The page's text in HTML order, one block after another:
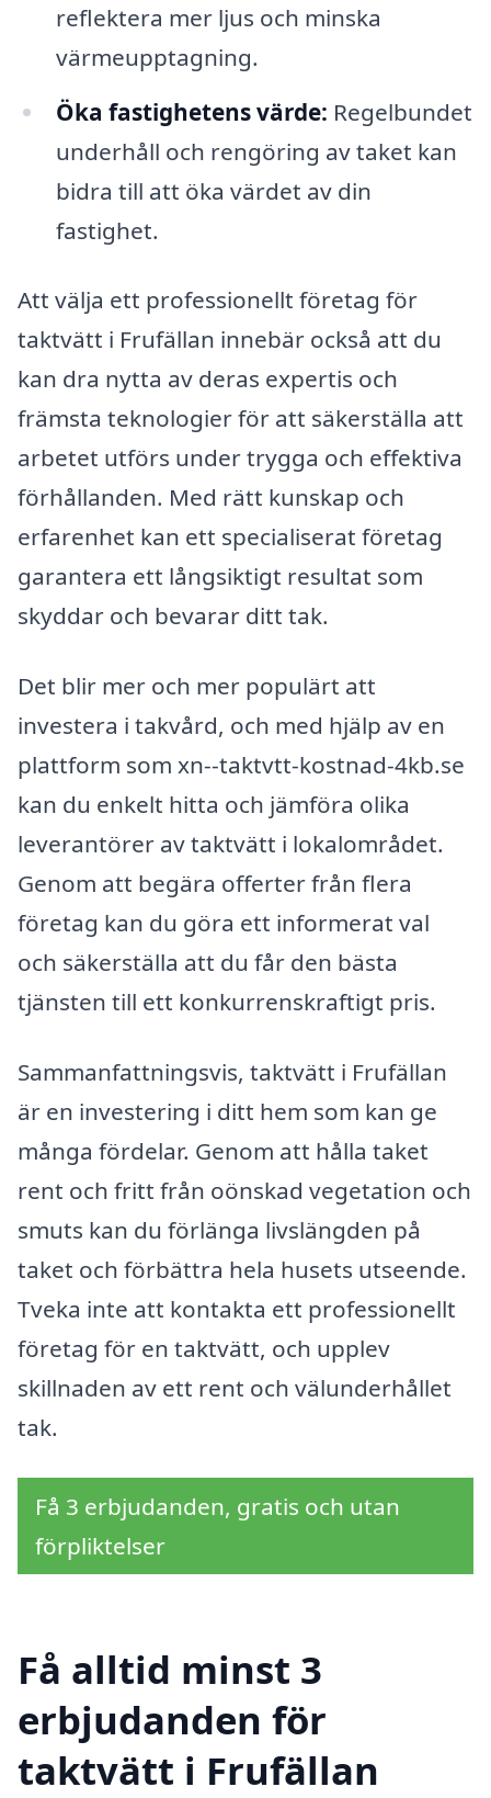
reflektera mer ljus och minska
värmeupptagning.
Öka fastighetens värde: Regelbundet
underhåll och rengöring av taket kan
bidra till att öka värdet av din
fastighet.
Att välja ett professionellt företag för
taktvätt i Frufällan innebär också att du
kan dra nytta av deras expertis och
främsta teknologier för att säkerställa att
arbetet utförs under trygga och effektiva
förhållanden. Med rätt kunskap och
erfarenhet kan ett specialiserat företag
garantera ett långsiktigt resultat som
skyddar och bevarar ditt tak.
Det blir mer och mer populärt att
investera i takvård, och med hjälp av en
plattform som xn--taktvtt-kostnad-4kb.se
kan du enkelt hitta och jämföra olika
leverantörer av taktvätt i lokalområdet.
Genom att begära offerter från flera
företag kan du göra ett informerat val
och säkerställa att du får den bästa
tjänsten till ett konkurrenskraftigt pris.
Sammanfattningsvis, taktvätt i Frufällan
är en investering i ditt hem som kan ge
många fördelar. Genom att hålla taket
rent och fritt från oönskad vegetation och
smuts kan du förlänga livslängden på
taket och förbättra hela husets utseende.
Tveka inte att kontakta ett professionellt
företag för en taktvätt, och upplev
skillnaden av ett rent och välunderhållet
tak.
Få 3 erbjudanden, gratis och utan
förpliktelser
Få alltid minst 3
erbjudanden för
taktvätt i Frufällan